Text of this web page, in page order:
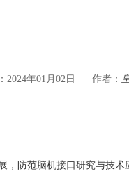
2024年01月02日 作者：
，防范脑机接口研究与技